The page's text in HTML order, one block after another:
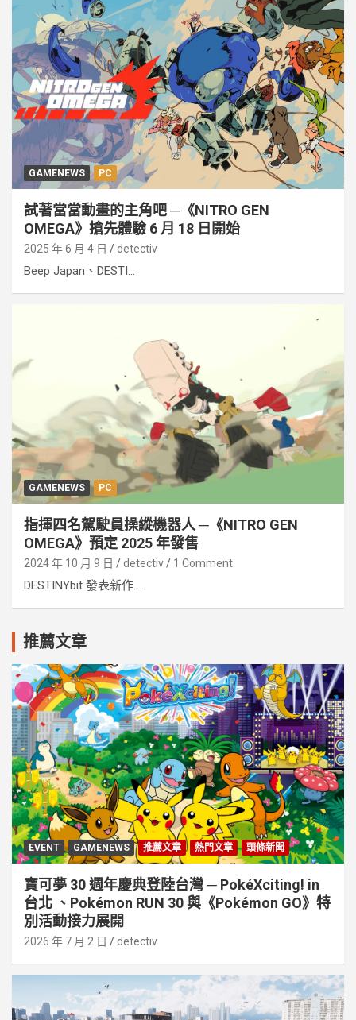
GAMENEWS PC
試著當當動畫的主角吧 ─《NITRO GEN
OMEGA》搶先體驗 6 月 18 日開始
2025 年 6 月 4 日 detectiv
Beep Japan、DESTI...
GAMENEWS PC
指揮四名駕駛員操縱機器人 ─《NITRO GEN
OMEGA》預定 2025 年發售
2024 年 10 月 9 日 detectiv 1 Comment
DESTINYbit 發表新作 ...
推薦文章
EVENT GAMENEWS 推薦文章 熱門文章 頭條新聞
寶可夢 30 週年慶典登陸台灣 ─ PokéXciting! in
台北 、Pokémon RUN 30 與《Pokémon GO》特
別活動接⼒展開
2026 年 7 月 2 日 detectiv